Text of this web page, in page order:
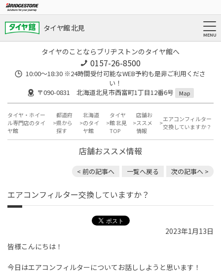
タイヤ館 北見
タイヤのことならブリヂストンのタイヤ館へ
0157-26-8500
10:00～18:30 ※24時間受付可能なWEB予約も是非ご利用くださ
い！
〒090-0831 北海道北見市西富町1丁目12番6号
Map
タイヤ・ホイー
ル専門店のタイ
ヤ館
都道府
県から
探す
北海道
のタイ
ヤ館
タイヤ
館 北見
TOP
店舗お
ススメ
情報
エアコンフィルター
交換していますか？
店舗おススメ情報
< 前の記事へ 一覧へ戻る 次の記事へ >
エアコンフィルター交換していますか？
2023年1月13日
皆様こんにちは！
今日はエアコンフィルターについてお話ししようと思います！